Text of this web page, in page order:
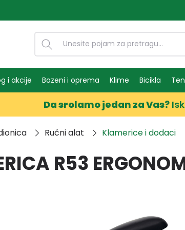
navigaciju
i akcije Bazeni i oprema Klime Bicikla
Da srolamo jedan za Vas?
Ručni alat Klamerice i dodaci
R53